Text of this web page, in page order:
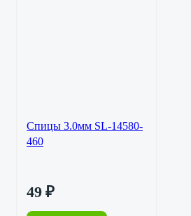
Спицы 3.0мм SL-14580-
460
49 ₽